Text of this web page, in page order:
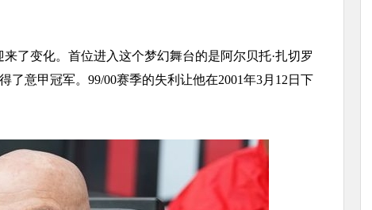
变化。首位进入这个梦幻舞台的是阿尔贝托·扎切罗
了意甲冠军。99/00赛季的失利让他在2001年3月12日下